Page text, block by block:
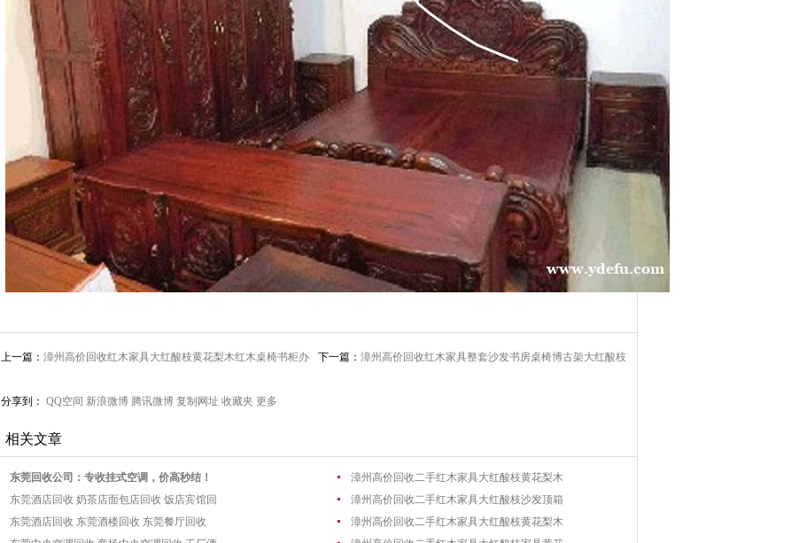
上一篇： 漳州高价回收红木家具大红酸枝黄花梨木红木桌椅书柜办
下一篇： 漳州高价回收红木家具整套沙发书房桌椅博古架大红酸枝
分享到： QQ空间 新浪微博 腾讯微博 复制网址 收藏夹 更多
相关文章
东莞回收公司：专收挂式空调，价高秒结！
东莞酒店回收 奶茶店面包店回收 饭店宾馆回
东莞酒店回收 东莞酒楼回收 东莞餐厅回收
漳州高价回收二手红木家具大红酸枝黄花梨木
漳州高价回收二手红木家具大红酸枝沙发顶箱
漳州高价回收二手红木家具大红酸枝黄花梨木